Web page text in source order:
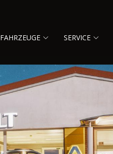
FAHRZEUGE SERVICE